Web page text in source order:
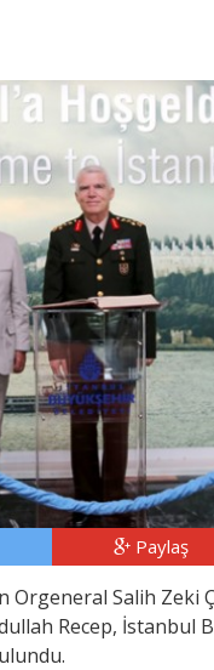
Paylaş
Orgeneral Salih Zeki
Recep, İstanbul